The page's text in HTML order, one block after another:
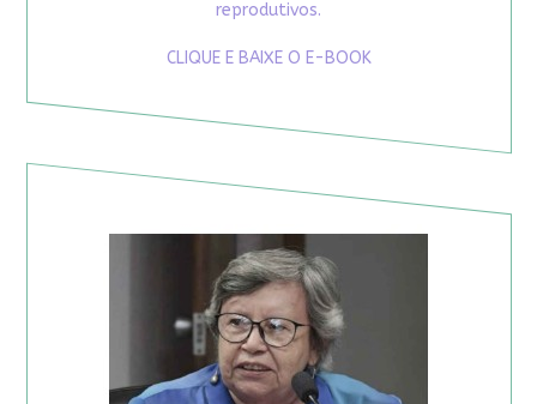
reprodutivos.
CLIQUE E BAIXE O E-BOOK